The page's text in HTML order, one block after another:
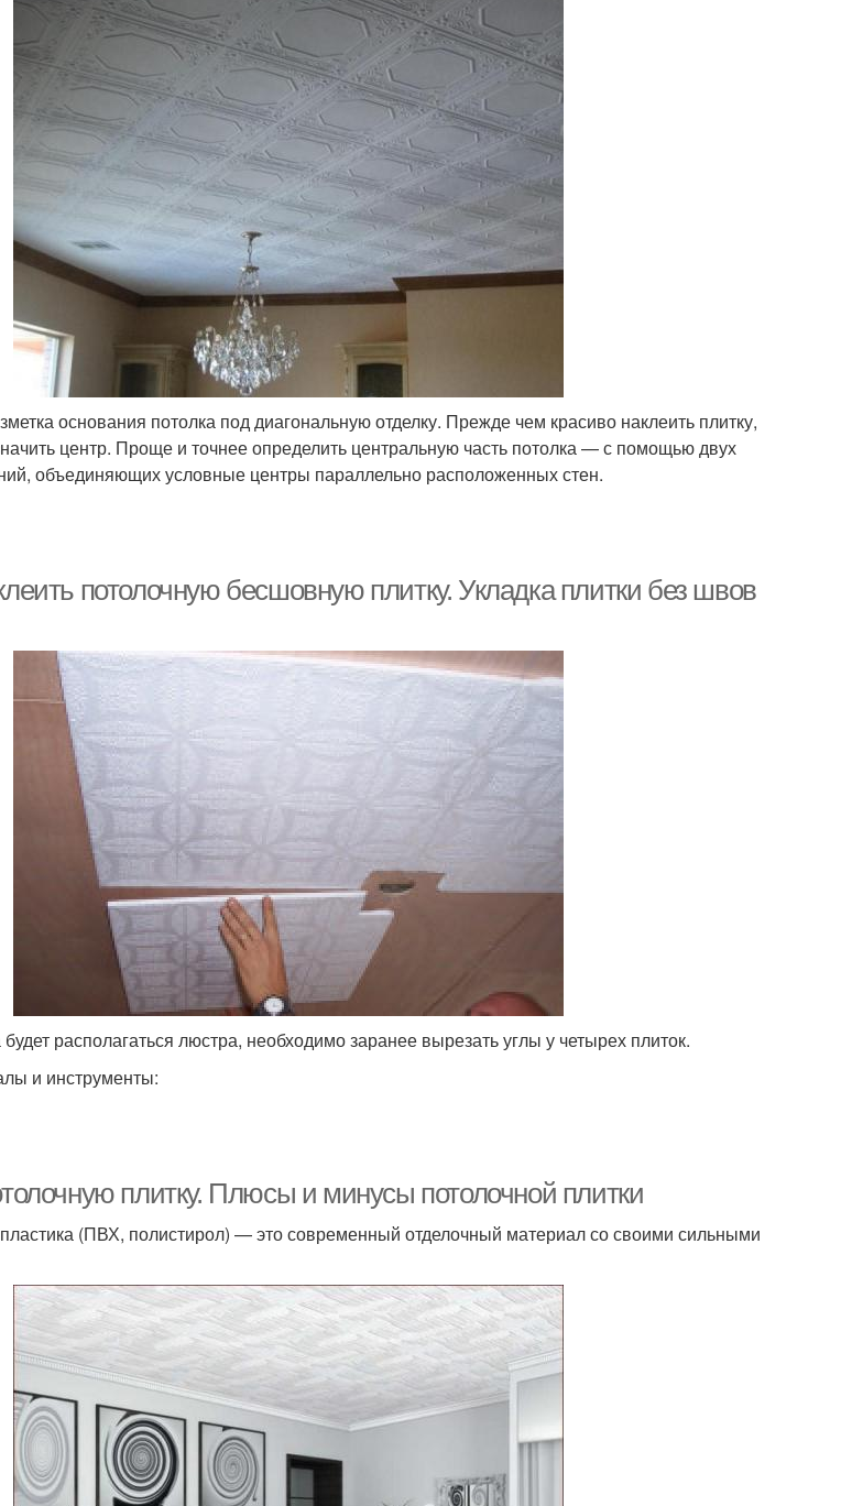
основания потолка под диагональную отделку. Прежде чем красиво наклеить плитку,
центр. Проще и точнее определить центральную часть потолка — с помощью двух
объединяющих условные центры параллельно расположенных стен.
потолочную бесшовную плитку. Укладка плитки без швов
располагаться люстра, необходимо заранее вырезать углы у четырех плиток.
и инструменты:
плитку. Плюсы и минусы потолочной плитки
(ПВХ, полистирол) — это современный отделочный материал со своими сильными